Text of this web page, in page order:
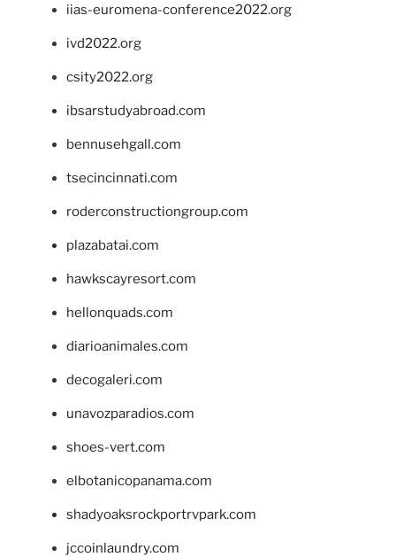
iias-euromena-conference2022.org
ivd2022.org
csity2022.org
ibsarstudyabroad.com
bennusehgall.com
tsecincinnati.com
roderconstructiongroup.com
plazabatai.com
hawkscayresort.com
hellonquads.com
diarioanimales.com
decogaleri.com
unavozparadios.com
shoes-vert.com
elbotanicopanama.com
shadyoaksrockportrvpark.com
jccoinlaundry.com